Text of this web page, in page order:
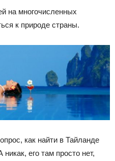
на многочисленных
к природе страны.
как найти в Тайланде
его там просто нет,